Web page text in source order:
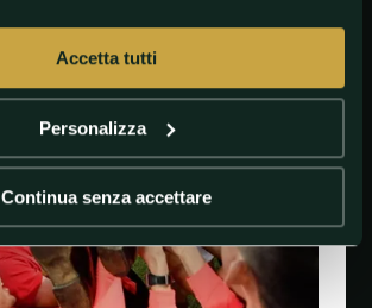
Accetta tutti
Personalizza
Continua senza accettare